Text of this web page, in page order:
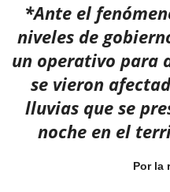
*Ante el
niveles de
un operativo para
se vieron
lluvias que se
noche en el
Por la